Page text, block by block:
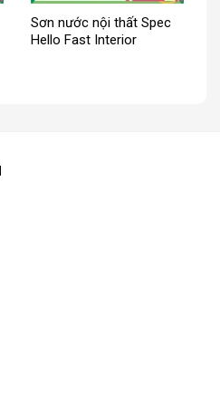
Sơn nước nội thất Spec
Hello Fast Interior